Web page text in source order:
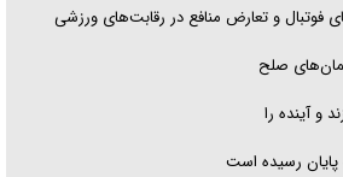
فوتبال و تعارض منافع در رقابت‌های ورزشی
صلح
و آینده را
پایان رسیده است